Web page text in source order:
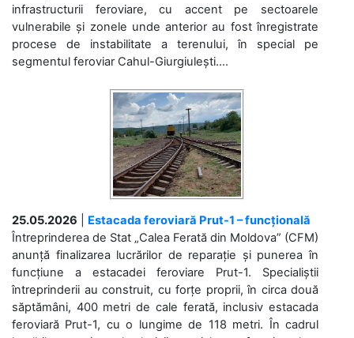
infrastructurii feroviare, cu accent pe sectoarele
vulnerabile și zonele unde anterior au fost înregistrate
procese de instabilitate a terenului, în special pe
segmentul feroviar Cahul-Giurgiulești....
25.05.2026
Estacada feroviară Prut-1 – funcțională
Întreprinderea de Stat „Calea Ferată din Moldova” (CFM)
anunță finalizarea lucrărilor de reparație și punerea în
funcțiune a estacadei feroviare Prut-1. Specialiștii
întreprinderii au construit, cu forțe proprii, în circa două
săptămâni, 400 metri de cale ferată, inclusiv estacada
feroviară Prut-1, cu o lungime de 118 metri. În cadrul